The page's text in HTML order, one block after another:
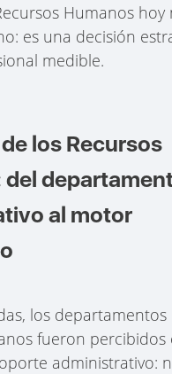
Humanos hoy
es una decisión
medible.
los Recursos
del
al motor
los departamentos
fueron percibidos
administrativo: